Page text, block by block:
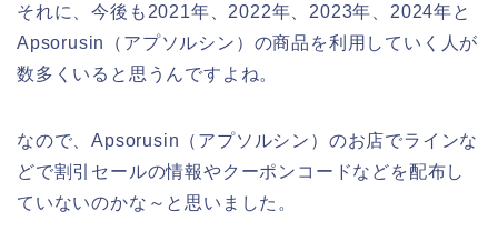
それに、今後も2021年、2022年、2023年、2024年と
Apsorusin（アプソルシン）の商品を利用していく人が
数多くいると思うんですよね。
なので、Apsorusin（アプソルシン）のお店でラインな
どで割引セールの情報やクーポンコードなどを配布し
ていないのかな～と思いました。